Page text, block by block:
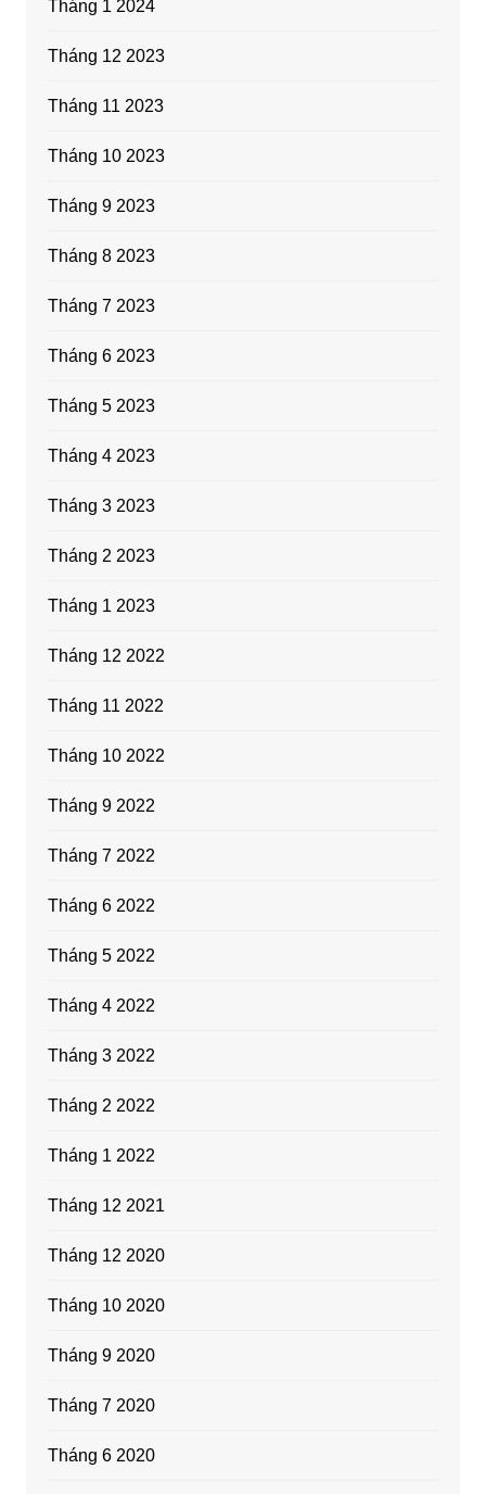
Tháng 1 2024
Tháng 12 2023
Tháng 11 2023
Tháng 10 2023
Tháng 9 2023
Tháng 8 2023
Tháng 7 2023
Tháng 6 2023
Tháng 5 2023
Tháng 4 2023
Tháng 3 2023
Tháng 2 2023
Tháng 1 2023
Tháng 12 2022
Tháng 11 2022
Tháng 10 2022
Tháng 9 2022
Tháng 7 2022
Tháng 6 2022
Tháng 5 2022
Tháng 4 2022
Tháng 3 2022
Tháng 2 2022
Tháng 1 2022
Tháng 12 2021
Tháng 12 2020
Tháng 10 2020
Tháng 9 2020
Tháng 7 2020
Tháng 6 2020